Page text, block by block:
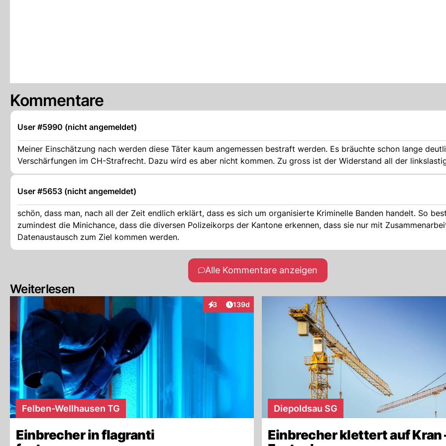
Kommentare
User #5990 (nicht angemeldet)
Meiner Einschätzung nach werden diese Täter kaum angemessen bestraft werden. Es bräuchte schon lange deutliche
Verschärfungen im CH-Strafrecht. Dazu wird es aber nicht kommen. Zu gross ist der Widerstand all der
User #5653 (nicht angemeldet)
schön, dass man, nach all der Zeit endlich erklärt, dass es sich um organisierte Kriminelle Banden handelt. So
zumindest die Minichance, dass die diversen Polizeikorps der Kantone erkennen, dass sie nur mit
Datenaustausch zum Ziel kommen werden.
Alle Kommentare anzeigen
Weiterlesen
3
InteraktionenArtikel veröffentlicht:
139d
Felben-Wellhausen TG
Einbrecher in flagranti
Diepoldsau SG
Einbrecher klettert auf Kran